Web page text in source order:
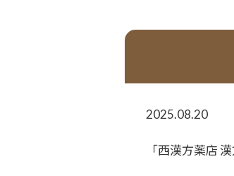
2025.08.20
「西漢方薬店